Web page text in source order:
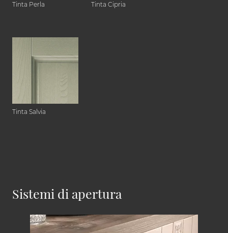
Tinta Perla Tinta Cipria
Tinta Salvia
Sistemi di apertura